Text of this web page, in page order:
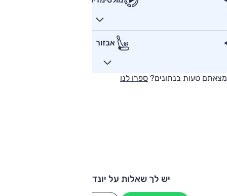
אבזור
מצאתם טעות בנתונים? ספרו לנו
יש לך שאלות על יונדאי טוסון?